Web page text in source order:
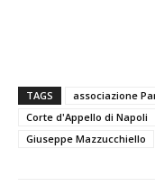
TAGS associazione
Corte d'Appello di Napoli
Giuseppe Mazzucchiello